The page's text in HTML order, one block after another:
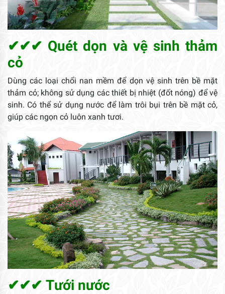
✔✔✔ Quét dọn và vệ sinh thảm
cỏ
Dùng các loại chổi nan mềm để dọn vệ sinh trên bề mặt
thảm cỏ; không sử dụng các thiết bị nhiệt (đốt nóng) để vệ
sinh. Có thể sử dụng nước để làm trôi bụi trên bề mặt cỏ,
giúp các ngọn cỏ luôn xanh tươi.
✔✔✔ Tưới nước